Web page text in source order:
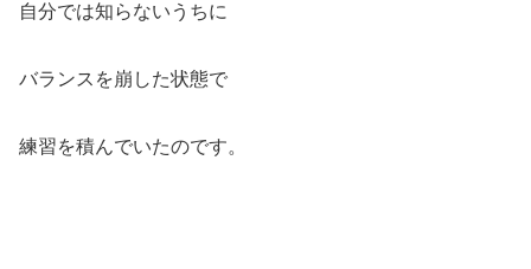
自分では知らないうちに
バランスを崩した状態で
練習を積んでいたのです。